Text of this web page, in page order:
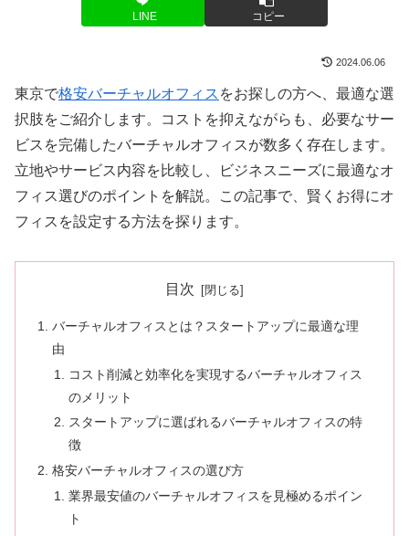
LINE コピー
2024.06.06
東京で格安バーチャルオフィス をお探しの方へ、最適な選
択肢をご紹介します。コストを抑えながらも、必要なサー
ビスを完備したバーチャルオフィスが数多く存在します。
立地やサービス内容を比較し、ビジネスニーズに最適なオ
フィス選びのポイントを解説。この記事で、賢くお得にオ
フィスを設定する方法を探ります。
目次
バーチャルオフィスとは？スタートアップに最適な理
由
コスト削減と効率化を実現するバーチャルオフィス
のメリット
スタートアップに選ばれるバーチャルオフィスの特
徴
格安バーチャルオフィスの選び方
業界最安値のバーチャルオフィスを見極めるポイン
ト